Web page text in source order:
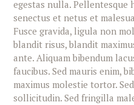
egestas nulla.
senectus et netus et
Fusce gravida, ligula non
blandit risus, blandit
ante. Aliquam bibendum
faucibus. Sed mauris enim,
maximus molestie tortor.
sollicitudin. Sed fringilla